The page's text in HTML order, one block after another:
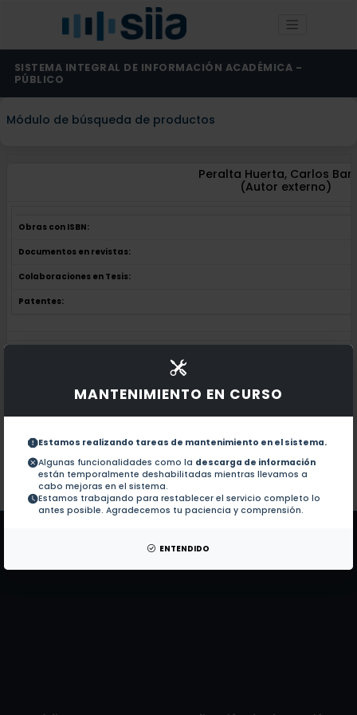
MANTENIMIENTO EN CURSO
Estamos realizando tareas de mantenimiento en el sistema.
Algunas funcionalidades como la descarga de información
están temporalmente deshabilitadas mientras llevamos a
cabo mejoras en el sistema.
Estamos trabajando para restablecer el servicio completo lo
antes posible. Agradecemos tu paciencia y comprensión.
ENTENDIDO
SISTEMA INTEGRAL DE INFORMACIÓN ACADÉMICA -
PÚBLICO
Módulo de búsqueda de productos
Peralta Huerta, Carlos
(Autor externo)
Obras con ISBN:
Documentos en revistas:
Colaboraciones en Tesis:
Patentes:
No hay revistas de este autor.
Colaboraciones en Tesis:
Racionalidad y emociones : una
Patentes: No hay patentes de este autor.